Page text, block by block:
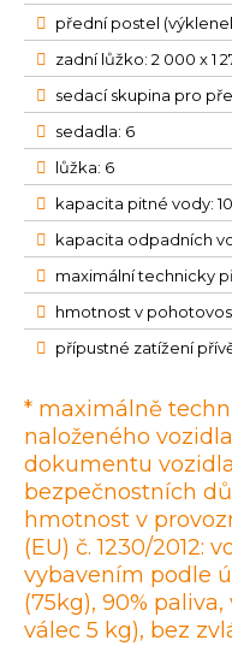
přední postel
zadní lůžko: 2 000 x 1
sedací skupina pro
sedadla: 6
lůžka: 6
kapacita pitné vody:
kapacita odpadních
maximální technicky
hmotnost v
přípustné zatížení
* maximálně
naloženého
dokumentu
bezpečnostních
hmotnost v
(EU) č. 1230/2012:
vybavením podle
(75kg), 90%
válec 5 kg), bez